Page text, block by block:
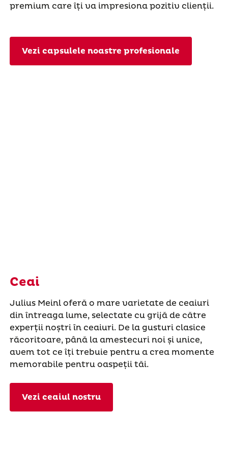
premium care îți va impresiona pozitiv clienții.
Vezi capsulele noastre profesionale
Ceai
Julius Meinl oferă o mare varietate de ceaiuri
din întreaga lume, selectate cu grijă de către
experții noștri în ceaiuri. De la gusturi clasice
răcoritoare, până la amestecuri noi și unice,
avem tot ce îți trebuie pentru a crea momente
memorabile pentru oaspeții tăi.
Vezi ceaiul nostru